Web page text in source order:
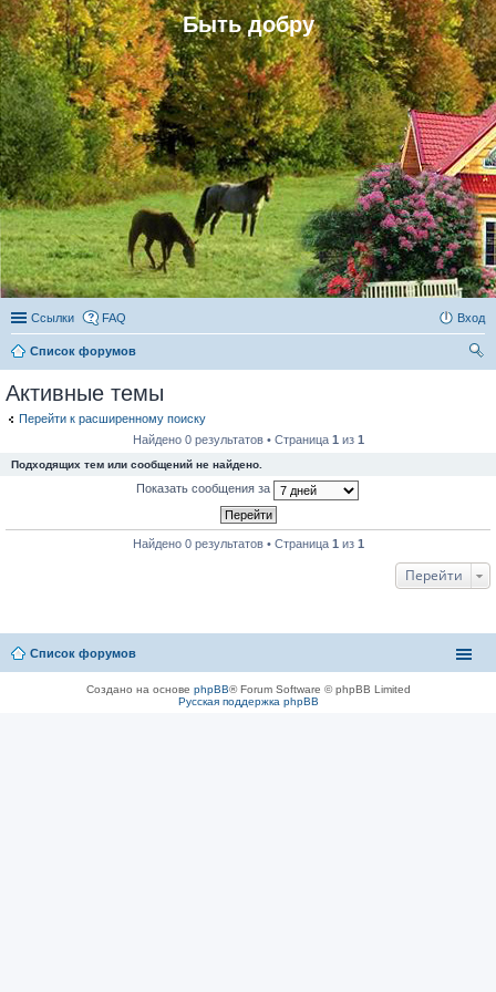
Быть добру
Ссылки FAQ Вход
Список форумов
Активные темы
Перейти к расширенному поиску
Найдено 0 результатов • Страница 1 из 1
Подходящих тем или сообщений не найдено.
Показать сообщения за
Найдено 0 результатов • Страница 1 из 1
Перейти
Список форумов
Создано на основе phpBB® Forum Software © phpBB Limited
Русская поддержка phpBB